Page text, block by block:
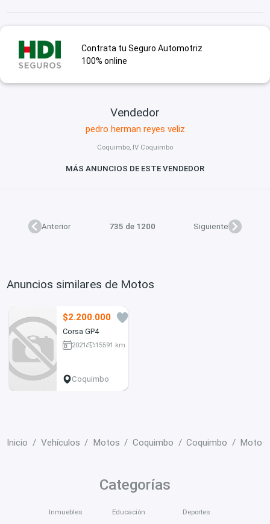
Contrata tu Seguro Automotriz
100% online
Vendedor
pedro herman reyes veliz
Coquimbo, IV Coquimbo
MÁS ANUNCIOS DE ESTE VENDEDOR
Anterior 735 de 1200 Siguiente
Anuncios similares de Motos
$2.200.000
Corsa GP4
2021 15591 km
Coquimbo
Inicio Vehículos Motos Coquimbo Coquimbo Moto
Categorías
Inmuebles Educación Deportes